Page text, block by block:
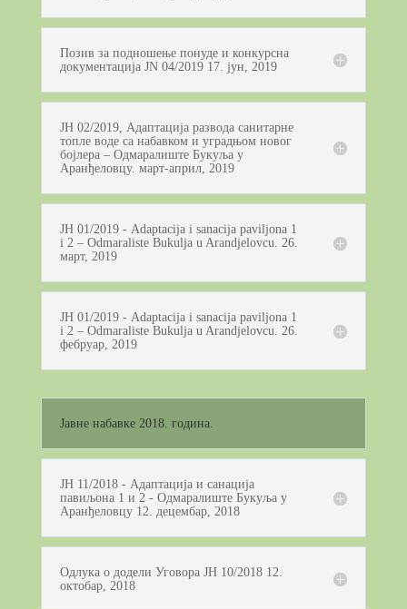
Позив за подношење понуде и конкурсна
документација JN 04/2019 17. јун, 2019
ЈН 02/2019, Адаптација развода санитарне
топле воде са набавком и уградњом новог
бојлера – Одмаралиште Букуља у
Аранђеловцу. март-април, 2019
ЈН 01/2019 - Adaptacija i sanacija paviljona 1
i 2 – Odmaraliste Bukulja u Arandjelovcu. 26.
март, 2019
ЈН 01/2019 - Adaptacija i sanacija paviljona 1
i 2 – Odmaraliste Bukulja u Arandjelovcu. 26.
фебруар, 2019
Јавне набавке 2018. година.
ЈН 11/2018 - Адаптација и санација
павиљона 1 и 2 - Одмаралиште Букуља у
Аранђеловцу 12. децембар, 2018
Одлука о додели Уговора ЈН 10/2018 12.
октобар, 2018